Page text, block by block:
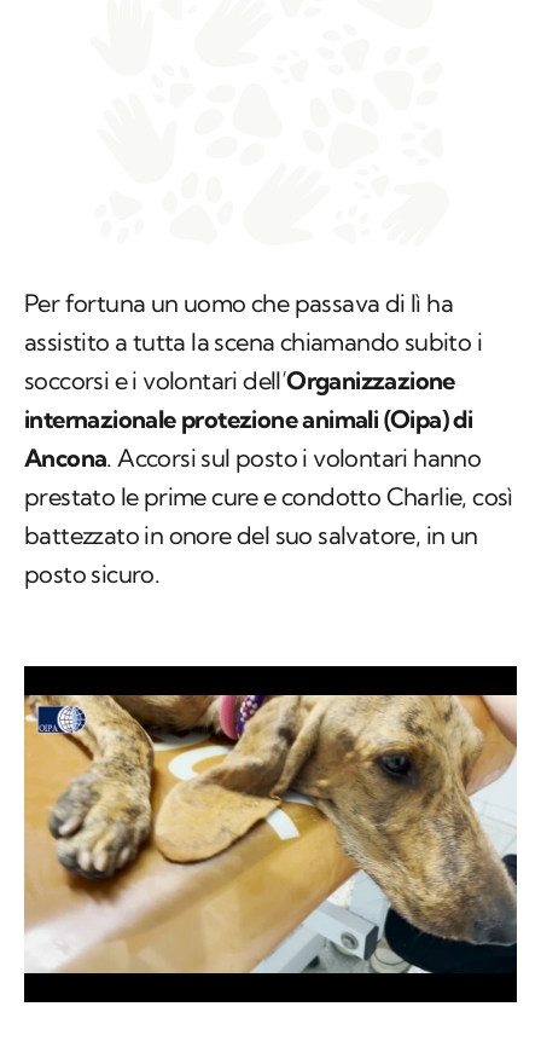
Per fortuna un uomo che passava di lì ha
assistito a tutta la scena chiamando subito i
soccorsi e i volontari dell’Organizzazione
internazionale protezione animali (Oipa) di
Ancona. Accorsi sul posto i volontari hanno
prestato le prime cure e condotto Charlie, così
battezzato in onore del suo salvatore, in un
posto sicuro.